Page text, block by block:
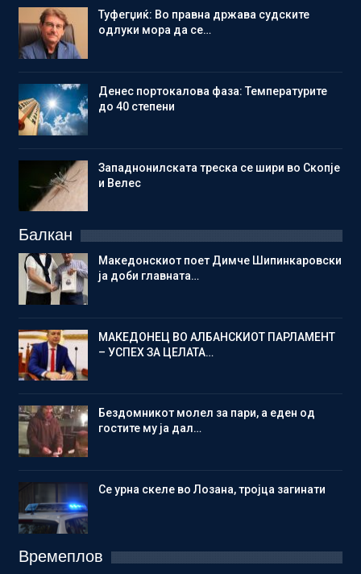
Туфегџиќ: Во правна држава судските
одлуки мора да се…
Денес портокалова фаза: Температурите
до 40 степени
Западнонилската треска се шири во Скопје
и Велес
Балкан
Македонскиот поет Димче Шипинкаровски
ја доби главната…
МАКЕДОНЕЦ ВО АЛБАНСКИОТ ПАРЛАМЕНТ
– УСПЕХ ЗА ЦЕЛАТА…
Бездомникот молел за пари, а еден од
гостите му ја дал…
Се урна скеле во Лозана, тројца загинати
Времеплов